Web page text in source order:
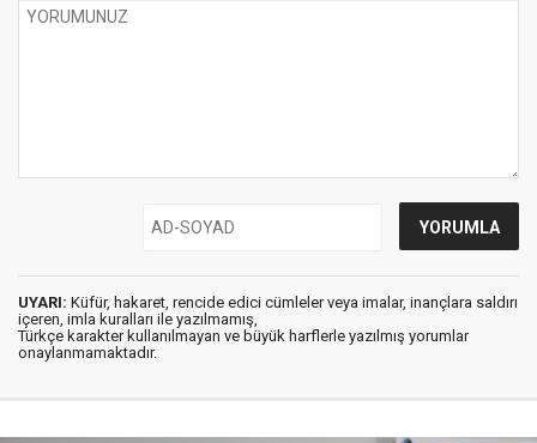
UYARI: Küfür, hakaret, rencide edici cümleler veya imalar, inançlara saldırı
içeren, imla kuralları ile yazılmamış,
Türkçe karakter kullanılmayan ve büyük harflerle yazılmış yorumlar
onaylanmamaktadır.